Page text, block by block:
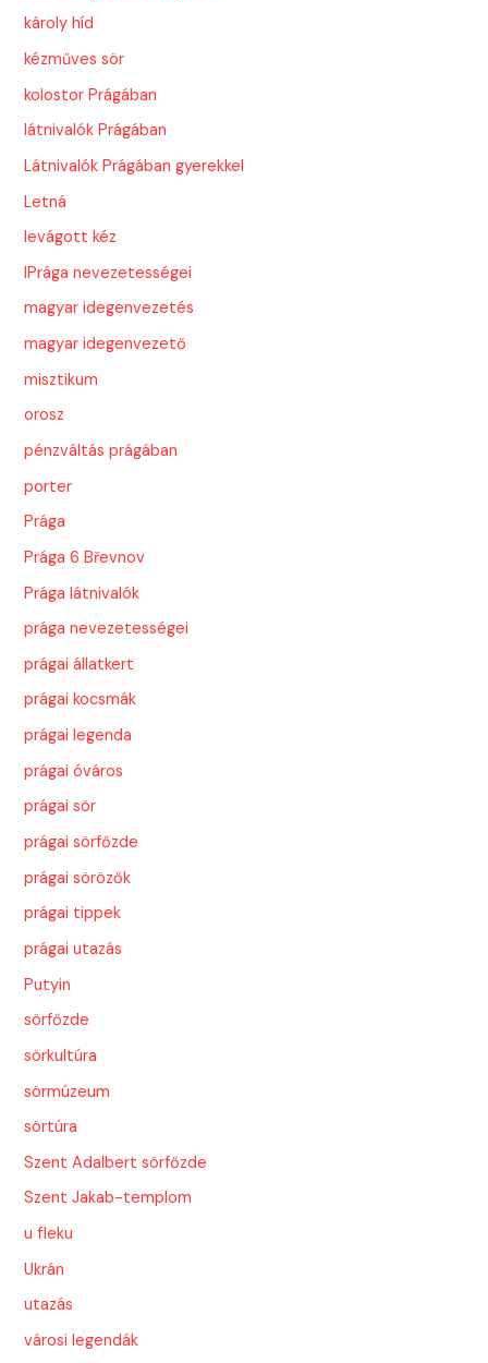
károly híd
kézműves sör
kolostor Prágában
látnivalók Prágában
Látnivalók Prágában gyerekkel
Letná
levágott kéz
lPrága nevezetességei
magyar idegenvezetés
magyar idegenvezető
misztikum
orosz
pénzváltás prágában
porter
Prága
Prága 6 Břevnov
Prága látnivalók
prága nevezetességei
prágai állatkert
prágai kocsmák
prágai legenda
prágai óváros
prágai sör
prágai sörfőzde
prágai sörözők
prágai tippek
prágai utazás
Putyin
sörfőzde
sörkultúra
sörmúzeum
sörtúra
Szent Adalbert sörfőzde
Szent Jakab-templom
u fleku
Ukrán
utazás
városi legendák